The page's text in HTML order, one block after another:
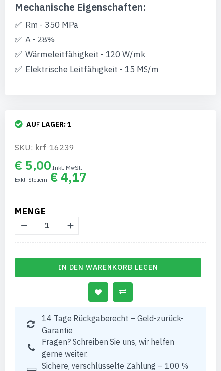
Mechanische Eigenschaften:
Rm - 350 MPa
A - 28%
Wärmeleitfähigkeit - 120 W/mk
Elektrische Leitfähigkeit - 15 MS/m
AUF LAGER:1
SKU: krf-16239
€ 5,00
€ 4,17
MENGE
IN DEN WARENKORB LEGEN
14 Tage Rückgaberecht – Geld-zurück-
Garantie
Fragen? Schreiben Sie uns, wir helfen
gerne weiter.
Sichere, verschlüsselte Zahlung – 100 %